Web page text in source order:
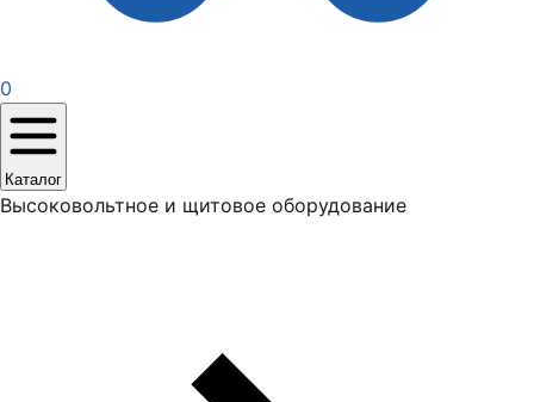
0
Каталог
Высоковольтное и щитовое оборудование